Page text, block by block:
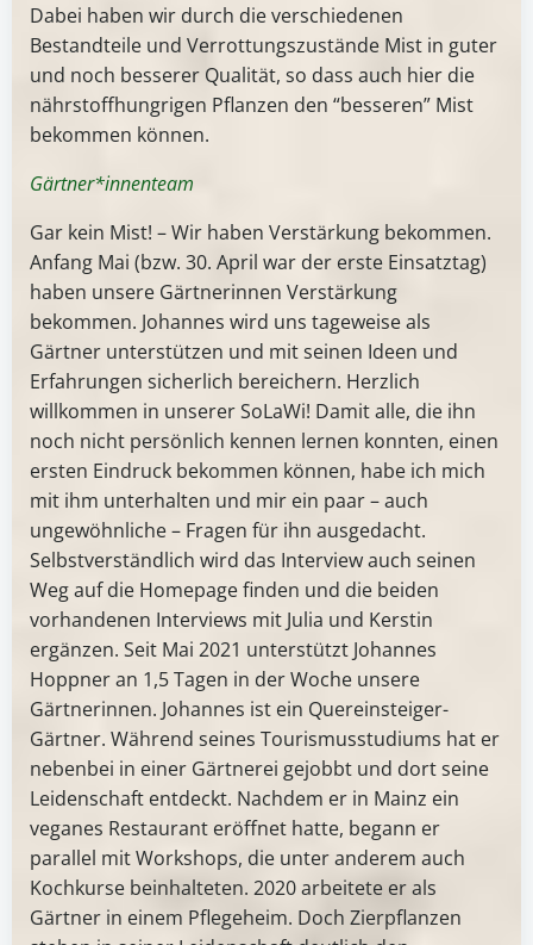
Dabei haben wir durch die verschiedenen
Bestandteile und Verrottungszustände Mist in guter
und noch besserer Qualität, so dass auch hier die
nährstoffhungrigen Pflanzen den “besseren” Mist
bekommen können.
Gärtner*innenteam
Gar kein Mist! – Wir haben Verstärkung bekommen.
Anfang Mai (bzw. 30. April war der erste Einsatztag)
haben unsere Gärtnerinnen Verstärkung
bekommen. Johannes wird uns tageweise als
Gärtner unterstützen und mit seinen Ideen und
Erfahrungen sicherlich bereichern. Herzlich
willkommen in unserer SoLaWi! Damit alle, die ihn
noch nicht persönlich kennen lernen konnten, einen
ersten Eindruck bekommen können, habe ich mich
mit ihm unterhalten und mir ein paar – auch
ungewöhnliche – Fragen für ihn ausgedacht.
Selbstverständlich wird das Interview auch seinen
Weg auf die Homepage finden und die beiden
vorhandenen Interviews mit Julia und Kerstin
ergänzen. Seit Mai 2021 unterstützt Johannes
Hoppner an 1,5 Tagen in der Woche unsere
Gärtnerinnen. Johannes ist ein Quereinsteiger-
Gärtner. Während seines Tourismusstudiums hat er
nebenbei in einer Gärtnerei gejobbt und dort seine
Leidenschaft entdeckt. Nachdem er in Mainz ein
veganes Restaurant eröffnet hatte, begann er
parallel mit Workshops, die unter anderem auch
Kochkurse beinhalteten. 2020 arbeitete er als
Gärtner in einem Pflegeheim. Doch Zierpflanzen